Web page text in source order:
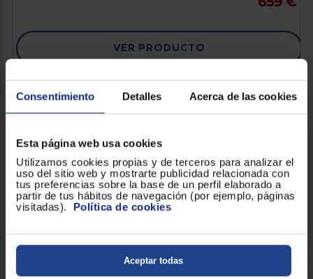
Consentimiento Detalles Acerca de las cookies
Esta página web usa cookies
Utilizamos cookies propias y de terceros para analizar el
uso del sitio web y mostrarte publicidad relacionada con
tus preferencias sobre la base de un perfil elaborado a
partir de tus hábitos de navegación (por ejemplo, páginas
visitadas). Política de cookies
Aceptar todas
VER PRODUCTO